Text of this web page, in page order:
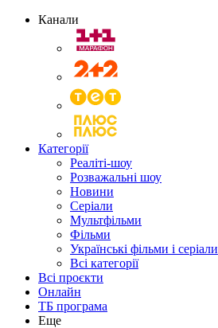
Канали
Категорії
Реаліті-шоу
Розважальні шоу
Новини
Серіали
Мультфільми
Фільми
Українські фільми і серіали
Всі категорії
Всі проєкти
Онлайн
ТБ програма
Еще